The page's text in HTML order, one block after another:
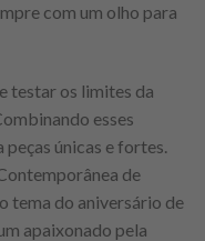
com um olho para
testar os limites da
esses
únicas e fortes.
de
tema do aniversário de
apaixonado pela